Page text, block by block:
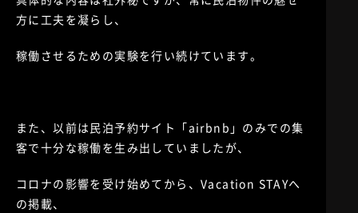
方に工夫を凝らし、
稼働させるための実験を行い続けています。
また、以前は民泊予約サイト「airbnb」のみでの集
客で十分な稼働を生み出していましたが、
コロナの影響を受け始めてから、Vacation STAYへ
の掲載、